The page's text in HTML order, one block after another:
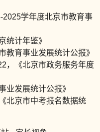
学年度北京市教育事
统计年鉴》
教育事业发展统计公报》
，《北京市政务服务年度
业发展统计公报》
北京市中考报名数据统